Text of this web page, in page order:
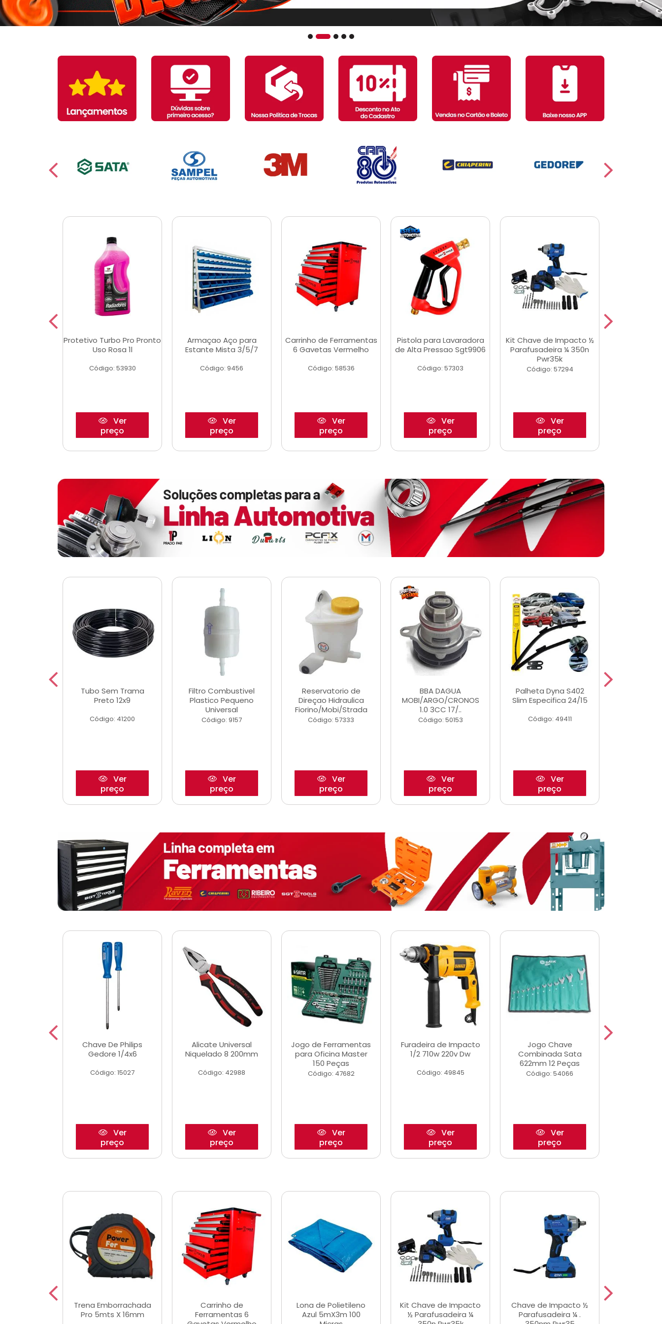
Protetivo Turbo Pro Pronto
Uso Rosa 1l
Código: 53930
Ver
preço
Armaçao Aço para
Estante Mista 3/5/7
Código: 9456
Ver
preço
Carrinho de Ferramentas
6 Gavetas Vermelho
Código: 58536
Ver
preço
Pistola para Lavaradora
de Alta Pressao Sgt9906
Código: 57303
Ver
preço
Kit Chave de Impacto ½
Parafusadeira ¼ 350n
Pwr35k
Código: 57294
Ver
preço
Tubo Sem Trama
Preto 12x9
Código: 41200
Ver
preço
Filtro Combustivel
Plastico Pequeno
Universal
Código: 9157
Ver
preço
Reservatorio de
Direçao Hidraulica
Fiorino/Mobi/Strada
Código: 57333
Ver
preço
BBA DAGUA
MOBI/ARGO/CRONOS
1.0 3CC 17/..
Código: 50153
Ver
preço
Palheta Dyna S402
Slim Especifica 24/15
Código: 49411
Ver
preço
Chave De Philips
Gedore 1/4x6
Código: 15027
Ver
preço
Alicate Universal
Niquelado 8 200mm
Código: 42988
Ver
preço
Jogo de Ferramentas
para Oficina Master
150 Peças
Código: 47682
Ver
preço
Furadeira de Impacto
1/2 710w 220v Dw
Código: 49845
Ver
preço
Jogo Chave
Combinada Sata
622mm 12 Peças
Código: 54066
Ver
preço
Trena Emborrachada
Pro 5mts X 16mm
Carrinho de
Ferramentas 6
Lona de Polietileno
Azul 5mX3m 100
Kit Chave de Impacto
½ Parafusadeira ¼
Chave de Impacto ½
Parafusadeira ¼ .